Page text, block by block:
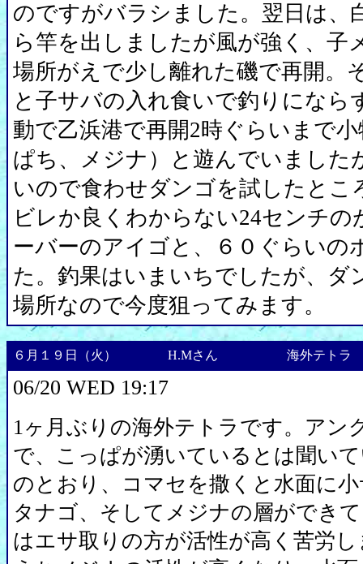
のですがバラシました。翌日は、
ら竿を出しましたが風が強く、子
場所がえで少し離れた磯で再開。
と子サバの入れ食いで釣りになら
動で乙浜港で再開2時ぐらいまで
ぱち、メジナ）と遊んでいました
いので食わせダンゴを試したとこ
ビレか良くわからない24センチの
ーバーのアイゴと、６０ぐらいの
た。釣果はいまいちでしたが、ダ
場所なので今度狙ってみます。
６月１９日（火） H.Mさん 海外テトラ
06/20 WED 19:17
1ヶ月ぶりの海外テトラです。アン
で、こっぱが湧いているとは聞い
のとおり、コマセを撒くと水面に
タナゴ、そしてメジナの層ができ
はエサ取りの方が活性が高く苦労